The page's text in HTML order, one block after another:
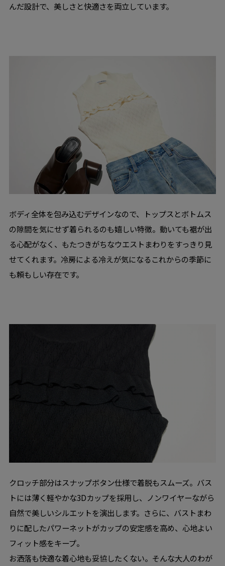
んだ設計で、美しさと快適さを両立しています。
ボディ全体を包み込むデザインなので、トップスとボトムス
の隙間を気にせず着られるのも嬉しい特徴。動いても裾が出
る心配がなく、もたつきがちなウエストまわりをすっきり見
せてくれます。冷房による冷えが気になるこれからの季節に
も頼もしい存在です。
クロッチ部分はスナップボタン仕様で着脱もスムーズ。バス
トには薄く軽やかな3Dカップを採用し、ノンワイヤーながら
自然で美しいシルエットを演出します。さらに、バストまわ
りに配したパワーネットがカップの安定感を高め、心地よい
フィット感をキープ。
お洒落も快適な着心地も妥協したくない。そんな大人のわが